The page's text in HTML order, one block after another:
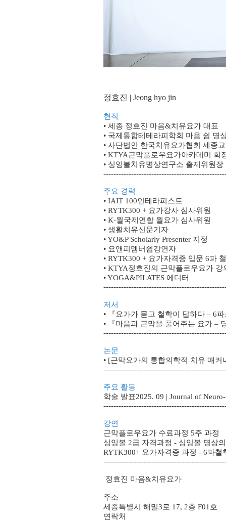
정효진 | Jeong hyo jin
현직
• 세종 정효진 마음&치유요가 대표
• 국제통합테테라피학회 마음 쉼 명
• 사단법인 한국치유요가협회 세종
• KTYA근막플로우요가아카데미 회
• 싱잉볼치유명상연구소 출제위원장
주요 경력
• IAIT 100인테라피스트
• RYTK300 + 요가강사 심사위원
• K-월국제연합 월요가 심사위원
• 생활치유신문기자
• YO&P Scholarly Presenter 지정
• 요앤피멤버쉽강연자
• RYTK300 + 요가자격증 입문 6파
• KTYA정효진의 근막플로우요가 강
• YOGA&PILATES 에디터
저서
• 『요가가 묻고 철학이 답하다 – 6
• 『마음과 근막을 풀어주는 요가 –
논문
• [근막요가의 통합의학적 치유 매커
주요 활동
학술 발표2025. 09 | Journal of
강연
근막플로우요가 수료과정 5주 과정
싱잉볼 2급 자격과정 - 싱잉볼 명상
RYTK300+ 요가자격증 과정 - 6파철
정효진 마음&치유요가
주소
세종특별시 해밀3로 17, 2층 F01호
연락처